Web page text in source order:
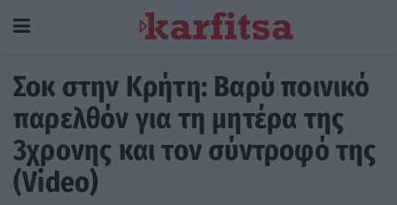
Σοκ στην Κρήτη: Βαρύ ποινικό
παρελθόν για τη μητέρα της
3χρονης και τον σύντροφό της
(Video)